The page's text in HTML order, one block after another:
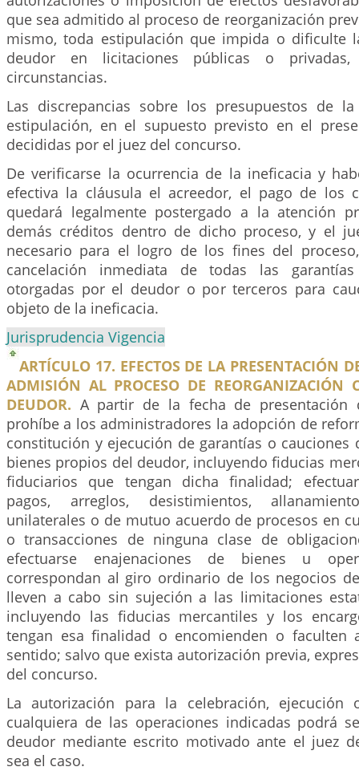
que sea admitido al proceso de reorganización
mismo, toda estipulación que impida o dificulte
deudor en licitaciones públicas o
circunstancias.
Las discrepancias sobre los presupuestos de
estipulación, en el supuesto previsto en el
decididas por el juez del concurso.
De verificarse la ocurrencia de la ineficacia y
efectiva la cláusula el acreedor, el pago de los
quedará legalmente postergado a la atención
demás créditos dentro de dicho proceso, y el
necesario para el logro de los fines del
cancelación inmediata de todas las
otorgadas por el deudor o por terceros para
objeto de la ineficacia.
Jurisprudencia Vigencia
ARTÍCULO 17. EFECTOS DE LA PRESENTACIÓN
ADMISIÓN AL PROCESO DE REORGANIZACIÓN
DEUDOR. A partir de la fecha de presentación
prohíbe a los administradores la adopción de
constitución y ejecución de garantías o cauciones
bienes propios del deudor, incluyendo fiducias
fiduciarios que tengan dicha finalidad; efectuar
pagos, arreglos, desistimientos,
unilaterales o de mutuo acuerdo de procesos en
o transacciones de ninguna clase de
efectuarse enajenaciones de bienes u
correspondan al giro ordinario de los negocios
lleven a cabo sin sujeción a las limitaciones
incluyendo las fiducias mercantiles y los
tengan esa finalidad o encomienden o faculten
sentido; salvo que exista autorización previa,
del concurso.
La autorización para la celebración, ejecución
cualquiera de las operaciones indicadas podrá
deudor mediante escrito motivado ante el juez
sea el caso.